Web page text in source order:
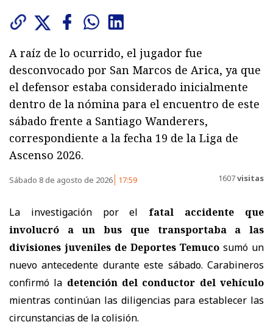
A raíz de lo ocurrido, el jugador fue
desconvocado por San Marcos de Arica, ya que
el defensor estaba considerado inicialmente
dentro de la nómina para el encuentro de este
sábado frente a Santiago Wanderers,
correspondiente a la fecha 19 de la Liga de
Ascenso 2026.
Sábado 8 de agosto de 2026 17:59 1607visitas
La investigación por el fatal accidente que
involucró a un bus que transportaba a las
divisiones juveniles de Deportes Temuco sumó un
nuevo antecedente durante este sábado. Carabineros
confirmó la detención del conductor del vehículo
mientras continúan las diligencias para establecer las
circunstancias de la colisión.